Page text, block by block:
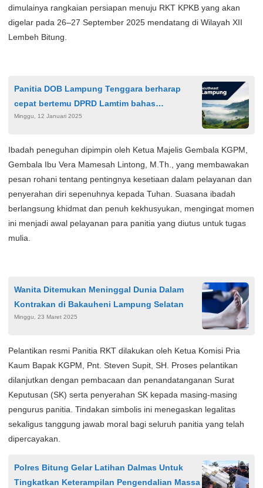
dimulainya rangkaian persiapan menuju RKT KPKB yang akan
digelar pada 26–27 September 2025 mendatang di Wilayah XII
Lembeh Bitung.
Panitia DOB Lampung Tenggara berharap
cepat bertemu DPRD Lamtim bahas
pembentukan DOB
Minggu, 12 Januari 2025
Ibadah peneguhan dipimpin oleh Ketua Majelis Gembala KGPM,
Gembala Ibu Vera Mamesah Lintong, M.Th., yang membawakan
pesan rohani tentang pentingnya kesetiaan dalam pelayanan dan
penyerahan diri sepenuhnya kepada Tuhan. Suasana ibadah
berlangsung khidmat dan penuh kekhusyukan, mengingat momen
ini menjadi awal pelayanan para panitia yang diutus untuk tugas
mulia.
Wanita Ditemukan Meninggal Dunia Dalam
Kontrakan di Bakauheni Lampung Selatan
Minggu, 23 Maret 2025
Pelantikan resmi Panitia RKT dilakukan oleh Ketua Komisi Pria
Kaum Bapak KGPM, Pnt. Steven Supit, SH. Proses pelantikan
dilanjutkan dengan pembacaan dan penandatanganan Surat
Keputusan (SK) serta penyerahan SK kepada masing-masing
pengurus panitia. Tindakan simbolis ini menegaskan legalitas
sekaligus tanggung jawab moral bagi seluruh panitia yang telah
dipercayakan.
Polres Bitung Gelar Latihan Dalmas Untuk
Tingkatkan Keterampilan Pengendalian Massa